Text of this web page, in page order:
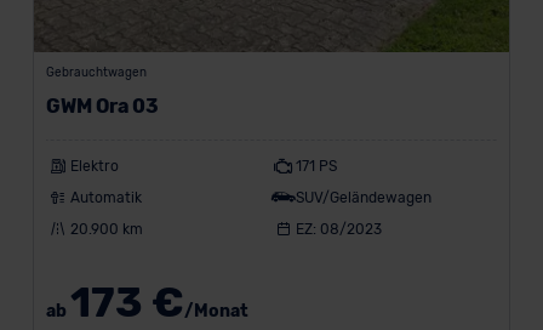
Gebrauchtwagen
GWM Ora 03
Elektro
171 PS
Automatik
SUV/Geländewagen
20.900 km
EZ: 08/2023
ab 173 €/Monat